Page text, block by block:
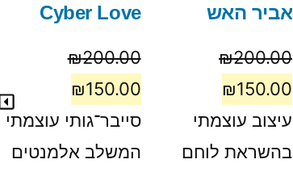
אביר האש
₪200.00
₪150.00
עיצוב עוצמתי
בהשראת לוחם
Cyber Love
₪200.00
₪150.00
סייבר־גותי עוצמתי
המשלב אלמנטים